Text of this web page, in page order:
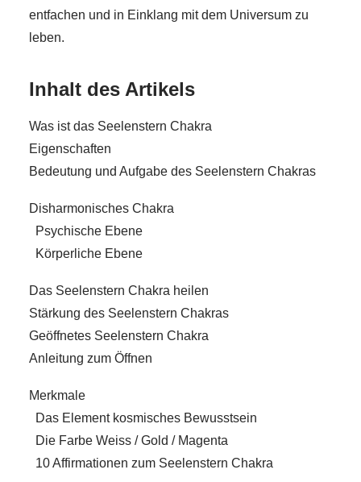
entfachen und in Einklang mit dem Universum zu
leben.
Inhalt des Artikels
Was ist das Seelenstern Chakra
Eigenschaften
Bedeutung und Aufgabe des Seelenstern Chakras
Disharmonisches Chakra
Psychische Ebene
Körperliche Ebene
Das Seelenstern Chakra heilen
Stärkung des Seelenstern Chakras
Geöffnetes Seelenstern Chakra
Anleitung zum Öffnen
Merkmale
Das Element kosmisches Bewusstsein
Die Farbe Weiss / Gold / Magenta
10 Affirmationen zum Seelenstern Chakra